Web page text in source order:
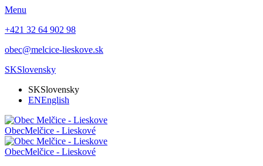
Menu
+421 32 64 902 98
obec@melcice-lieskove.sk
SKSlovensky
SKSlovensky
ENEnglish
ObecMelčice - Lieskové
ObecMelčice - Lieskové